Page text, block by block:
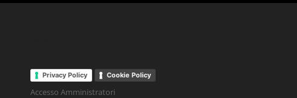
Privacy Policy Cookie Policy
Accesso Amministratori